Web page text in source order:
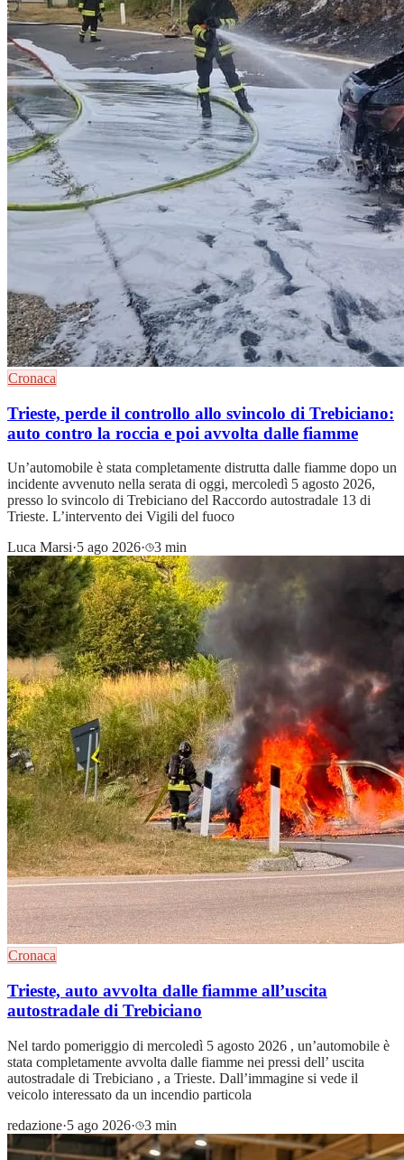
Cronaca
Trieste, perde il controllo allo svincolo di Trebiciano:
auto contro la roccia e poi avvolta dalle fiamme
Un’automobile è stata completamente distrutta dalle fiamme dopo un
incidente avvenuto nella serata di oggi, mercoledì 5 agosto 2026,
presso lo svincolo di Trebiciano del Raccordo autostradale 13 di
Trieste. L’intervento dei Vigili del fuoco
Luca Marsi·5 ago 2026· 3 min
Cronaca
Trieste, auto avvolta dalle fiamme all’uscita
autostradale di Trebiciano
Nel tardo pomeriggio di mercoledì 5 agosto 2026 , un’automobile è
stata completamente avvolta dalle fiamme nei pressi dell’ uscita
autostradale di Trebiciano , a Trieste. Dall’immagine si vede il
veicolo interessato da un incendio particola
redazione·5 ago 2026· 3 min